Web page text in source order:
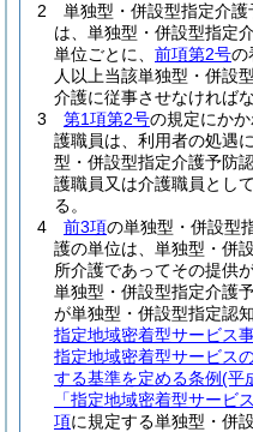
2
単独型・併設型指定介
は、単独型・併設型指定
単位ごとに、 前項第2号の
人以上当該単独型・併設
介護に従事させなければな
3
第1項第2号の規定にかか
護職員は、利用者の処遇
型・併設型指定介護予防
護職員又は介護職員とし
る。
4
前3項の単独型・併設型
護の単位は、単独型・併
所介護であってその提供
単独型・併設型指定介護
が単独型・併設型指定認
指定地域密着型サービス
指定地域密着型サービス
する基準を定める条例(平
「指定地域密着型サービ
項に規定する単独型・併